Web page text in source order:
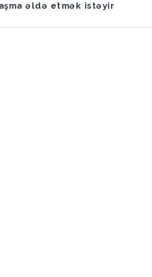
əldə etmək istəyir